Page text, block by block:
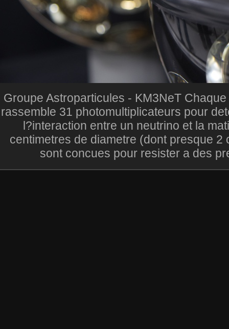
Groupe Astroparticules - KM3NeT
rassemble 31 photomultiplicateurs pour
l?interaction entre un neutrino et la
centimetres de diametre (dont presque
sont concues pour resister a des